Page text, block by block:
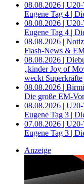
08.08.2026 |
Eugene Tag 4 |
08.08.2026 |
Eugene Tag 4 |
08.08.2026 |
Flash-News &
08.08.2026 |
„kinder Joy of
weckt Superkräfte
08.08.2026 |
Die große EM-
08.08.2026 |
Eugene Tag 3 |
07.08.2026 |
Eugene Tag 3 |
Anzeige